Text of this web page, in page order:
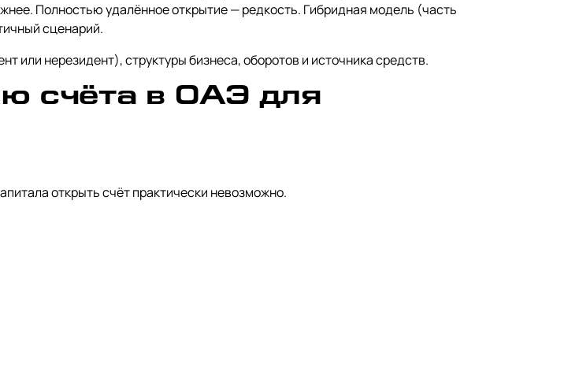
Полностью удалённое открытие — редкость. Гибридная модель (часть
сценарий.
или нерезидент), структуры бизнеса, оборотов и источника средств.
счёта в ОАЭ для
открыть счёт практически невозможно.